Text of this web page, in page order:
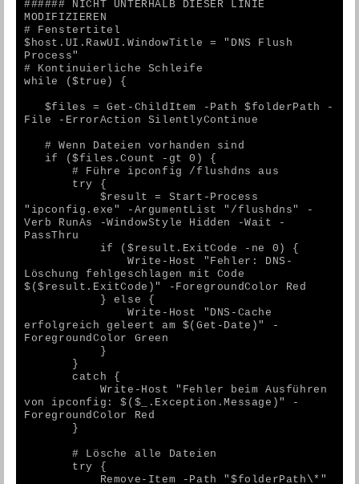
###### NICHT UNTERHALB DIESER LINIE
MODIFIZIEREN
# Fenstertitel
$host.UI.RawUI.WindowTitle = "DNS Flush
Process"
# Kontinuierliche Schleife
while ($true) {
File -ErrorAction SilentlyContinue
   # Wenn Dateien vorhanden sind
   if ($files.Count -gt 0) {
       # Führe ipconfig /flushdns aus
       try {
"ipconfig.exe" -ArgumentList "/flushdns" -
Verb RunAs -WindowStyle Hidden -Wait -
PassThru
           if ($result.ExitCode -ne 0) {
Löschung fehlgeschlagen mit Code
$($result.ExitCode)" -ForegroundColor Red
           } else {
erfolgreich geleert am $(Get-Date)" -
ForegroundColor Green
           }
       }
       catch {
von ipconfig: $($_.Exception.Message)" -
ForegroundColor Red
       }
       # Lösche alle Dateien
       try {